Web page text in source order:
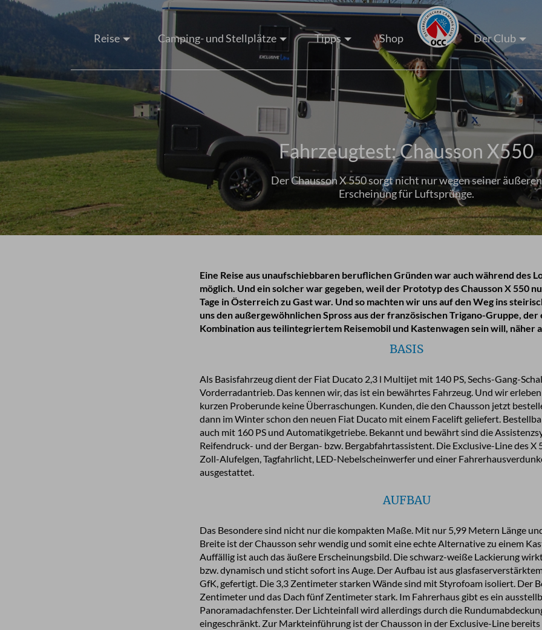
Reise Camping- und Stellplätze Tipps Shop Der Club
Fahrzeugtest: Chausson X550
Der Chausson X 550 sorgt nicht nur wegen seiner äußeren
Erscheinung für Luftsprünge.
Eine Reise aus unaufschiebbaren beruflichen Gründen war auch während des
möglich. Und ein solcher war gegeben, weil der Prototyp des Chausson X 550
Tage in Österreich zu Gast war. Und so machten wir uns auf den Weg ins
uns den außergewöhnlichen Spross aus der französischen Trigano-Gruppe, der
Kombination aus teilintegriertem Reisemobil und Kastenwagen sein will, näher
BASIS
Als Basisfahrzeug dient der Fiat Ducato 2,3 l Multijet mit 140 PS, Sechs-Gang-
Vorderradantrieb. Das kennen wir, das ist ein bewährtes Fahrzeug. Und wir
kurzen Proberunde keine Überraschungen. Kunden, die den Chausson jetzt
dann im Winter schon den neuen Fiat Ducato mit einem Facelift geliefert.
auch mit 160 PS und Automatikgetriebe. Bekannt und bewährt sind die
Reifendruck- und der Bergan- bzw. Bergabfahrtassistent. Die Exclusive-Line des X
Zoll-Alufelgen, Tagfahrlicht, LED-Nebelscheinwerfer und einer
ausgestattet.
AUFBAU
Das Besondere sind nicht nur die kompakten Maße. Mit nur 5,99 Metern Länge
Breite ist der Chausson sehr wendig und somit eine echte Alternative zu einem
Auffällig ist auch das äußere Erscheinungsbild. Die schwarz-weiße Lackierung
bzw. dynamisch und sticht sofort ins Auge. Der Aufbau ist aus
GfK, gefertigt. Die 3,3 Zentimeter starken Wände sind mit Styrofoam isoliert. Der
Zentimeter und das Dach fünf Zentimeter stark. Im Fahrerhaus gibt es ein
Panoramadachfenster. Der Lichteinfall wird allerdings durch die
eingeschränkt. Zur Markteinführung ist der Chausson in der Exclusive-Line